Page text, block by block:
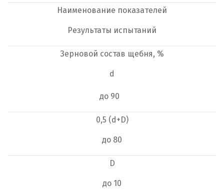
Наименование показателей
Результаты испытаний
Зерновой состав щебня, %
d
до 90
0,5 (d+D)
до 80
D
до 10